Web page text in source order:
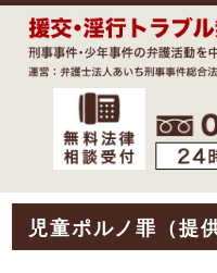
児童ポルノ罪（提